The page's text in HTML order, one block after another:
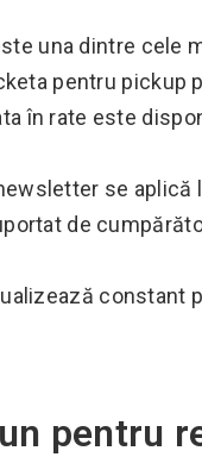
una dintre cele
pentru
în rate este
se
de
constant
pentru